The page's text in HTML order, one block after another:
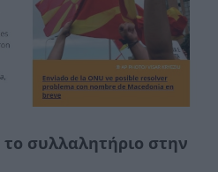
συλλαλητήριο στην